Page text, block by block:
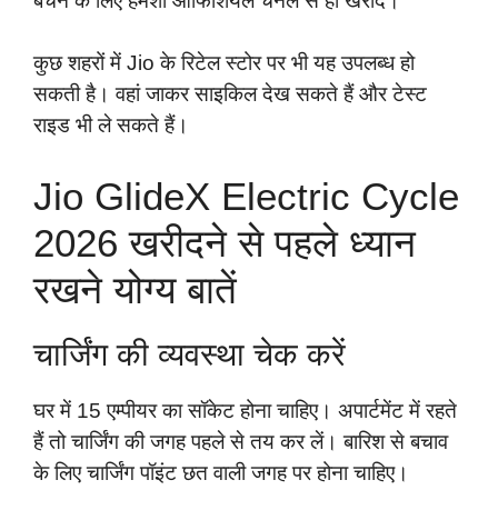
कुछ शहरों में Jio के रिटेल स्टोर पर भी यह उपलब्ध हो
सकती है। वहां जाकर साइकिल देख सकते हैं और टेस्ट
राइड भी ले सकते हैं।
Jio GlideX Electric Cycle
2026 खरीदने से पहले ध्यान
रखने योग्य बातें
चार्जिंग की व्यवस्था चेक करें
घर में 15 एम्पीयर का सॉकेट होना चाहिए। अपार्टमेंट में रहते
हैं तो चार्जिंग की जगह पहले से तय कर लें। बारिश से बचाव
के लिए चार्जिंग पॉइंट छत वाली जगह पर होना चाहिए।